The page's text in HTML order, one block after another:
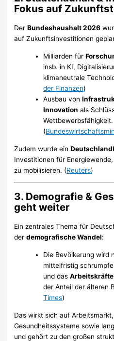
Fokus auf
DerBundeshaushalt 2026
auf Zukunftsinvestitionen
Milliarden für
insb. in KI,
klimaneutrale
der Finanzen)
Ausbau von
Innovation als
Wettbewerbsfähigkeit.
(
Zudem wurde ein
Investitionen für
zu mobilisieren. (Reuters)
3. Demografie &
geht weiter
Ein zentrales Thema für
derdemografische Wandel:
Die Bevölkerung wird
mittelfristig
und das
der Anteil der älteren
Times)
Das wirkt sich auf
Gesundheitssysteme sowie
und gehört zu den großen